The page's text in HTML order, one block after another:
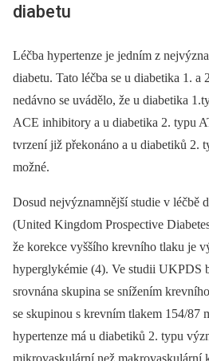
diabetu
Léčba hypertenze je jedním z
diabetu. Tato léčba se u diabetika 1. a
nedávno se uvádělo, že u diabetika
ACE inhibitory a u diabetika 2. typu
tvrzení již překonáno a u diabetiků 2.
možné.
Dosud nejvýznamnější studie v léčbě
(United Kingdom Prospective
že korekce vyššího krevního tlaku je
hyperglykémie (4). Ve studii UKPDS
srovnána skupina se snížením
se skupinou s krevním tlakem 154/87
hypertenze má u diabetiků 2. typu